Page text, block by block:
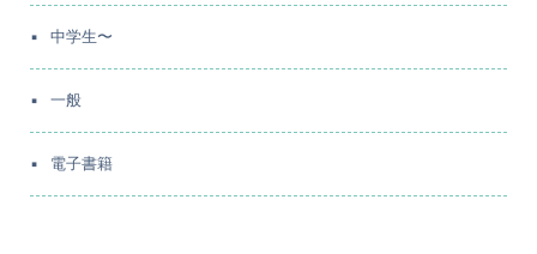
中学生〜
一般
電子書籍